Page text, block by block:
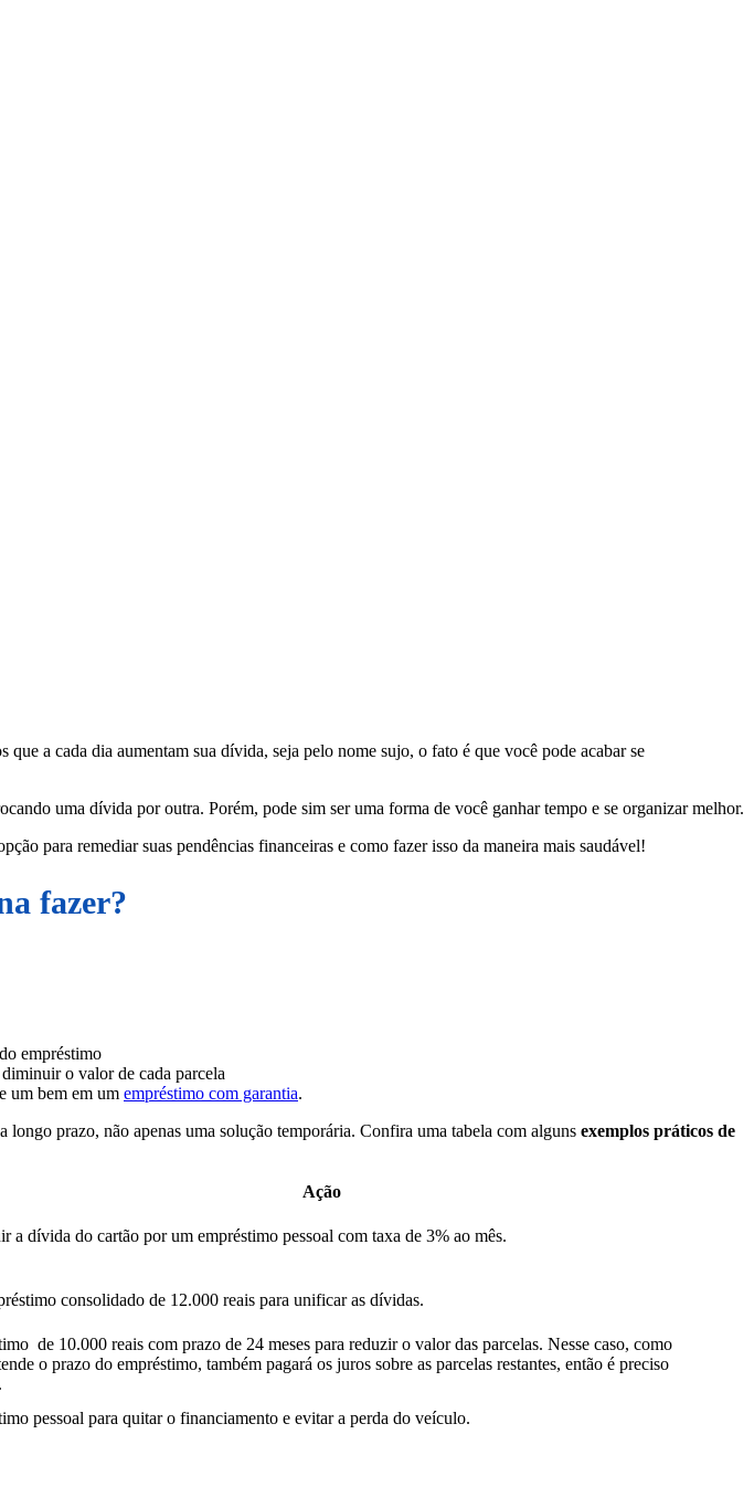
a cada dia aumentam sua dívida, seja pelo nome sujo, o fato é que você pode acabar se
uma dívida por outra. Porém, pode sim ser uma forma de você ganhar tempo e se organizar melhor.
para remediar suas pendências financeiras e como fazer isso da maneira mais saudável!
fazer?
empréstimo
diminuir o valor de cada parcela
um bem em um empréstimo com garantia.
prazo, não apenas uma solução temporária. Confira uma tabela com alguns exemplos práticos de
Ação
a dívida do cartão por um empréstimo pessoal com taxa de 3% ao mês.
consolidado de 12.000 reais para unificar as dívidas.
de 10.000 reais com prazo de 24 meses para reduzir o valor das parcelas. Nesse caso, como
o prazo do empréstimo, também pagará os juros sobre as parcelas restantes, então é preciso
pessoal para quitar o financiamento e evitar a perda do veículo.